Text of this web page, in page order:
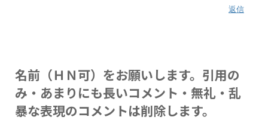
返信
名前（ＨＮ可）をお願いします。引用の
み・あまりにも長いコメント・無礼・乱
暴な表現のコメントは削除します。